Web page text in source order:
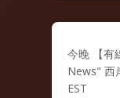
今晚 【有
News" 西
EST